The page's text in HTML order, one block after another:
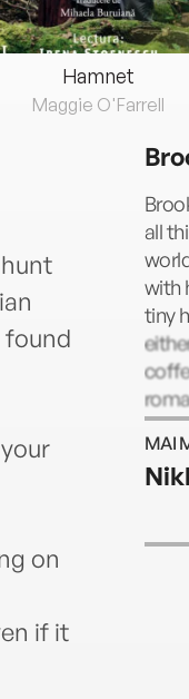
Hamnet
Maggie O'Farrell
found
on
if it
all
with
tiny
MAI